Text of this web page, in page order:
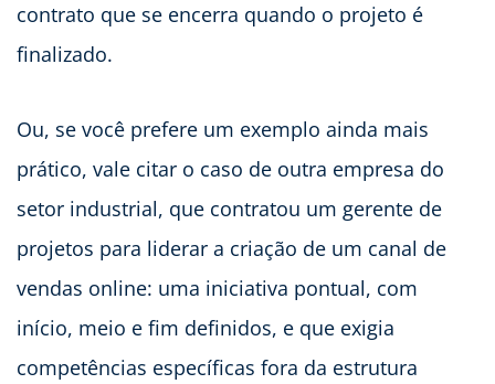
contrato que se encerra quando o projeto é
finalizado.
Ou, se você prefere um exemplo ainda mais
prático, vale citar o caso de outra empresa do
setor industrial, que contratou um gerente de
projetos para liderar a criação de um canal de
vendas online: uma iniciativa pontual, com
início, meio e fim definidos, e que exigia
competências específicas fora da estrutura